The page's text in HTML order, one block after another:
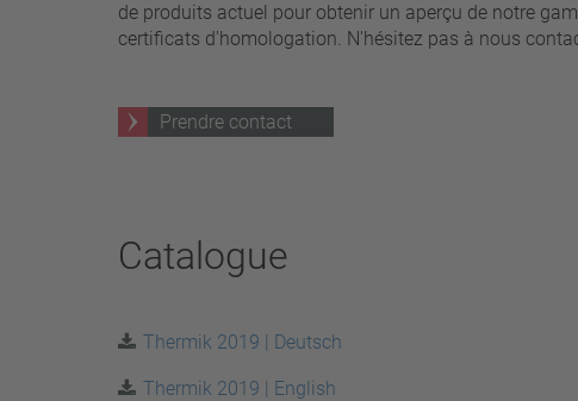
Gamme de température
Classe de puissance
25 A – 75 A
Appliquer les filtres
de produits actuel pour obtenir un aperçu de notre
certificats d'homologation. N'hésitez pas à nous
Prendre contact
Catalogue
Thermik 2019 | Deutsch
Thermik 2019 | English